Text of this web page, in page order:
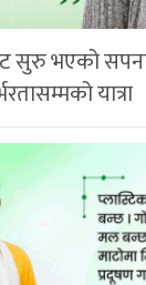
सुरु भएको
यात्रा